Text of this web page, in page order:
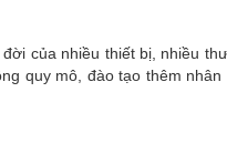
của nhiều thiết bị, nhiều
quy mô, đào tạo thêm